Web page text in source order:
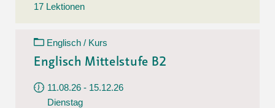
17 Lektionen
Englisch / Kurs
Englisch Mittelstufe B2
11.08.26 - 15.12.26
Dienstag